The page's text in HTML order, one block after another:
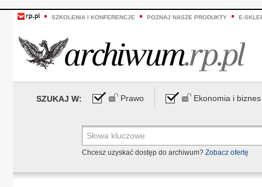
SZKOLENIA I KONFERENCJE POZNAJ NASZE PRODUKTY E-
SZUKAJ W: Prawo Ekonomia i biznes
Chcesz uzyskać dostęp do archiwum? Zobacz ofertę